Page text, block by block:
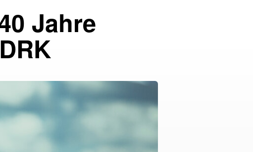
Jahre